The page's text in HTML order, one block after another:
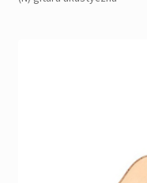
Pozostałe